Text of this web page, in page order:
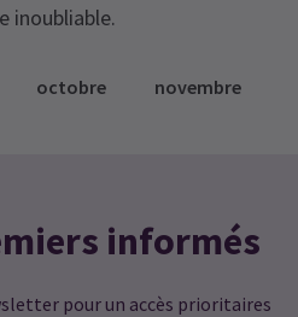
inoubliable.
octobre novembre
informés
pour un accès prioritaires